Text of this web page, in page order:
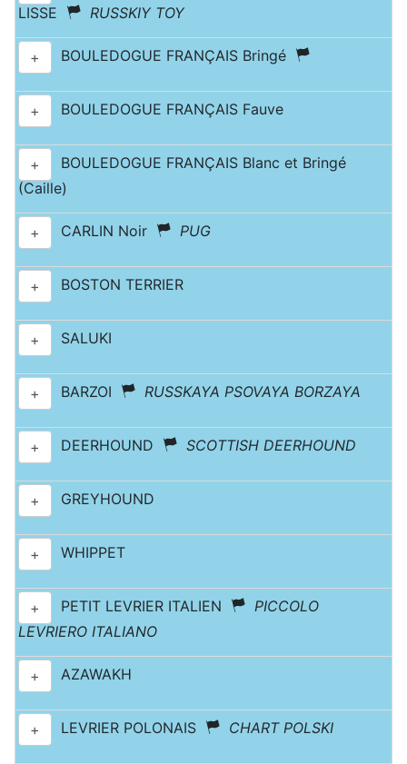
LISSE
RUSSKIY TOY
+ BOULEDOGUE FRANÇAIS Bringé
+ BOULEDOGUE FRANÇAIS Fauve
+
BOULEDOGUE FRANÇAIS Blanc et Bringé
(Caille)
+ CARLIN Noir PUG
+ BOSTON TERRIER
+ SALUKI
+ BARZOI RUSSKAYA PSOVAYA BORZAYA
+ DEERHOUND SCOTTISH DEERHOUND
+ GREYHOUND
+ WHIPPET
+ PETIT LEVRIER ITALIEN
PICCOLO
LEVRIERO ITALIANO
+ AZAWAKH
+ LEVRIER POLONAIS CHART POLSKI